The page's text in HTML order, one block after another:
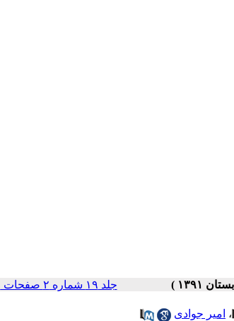
جلد ۱۹ شماره ۲ صفحات ۱۰-۵
، امیر جوادی